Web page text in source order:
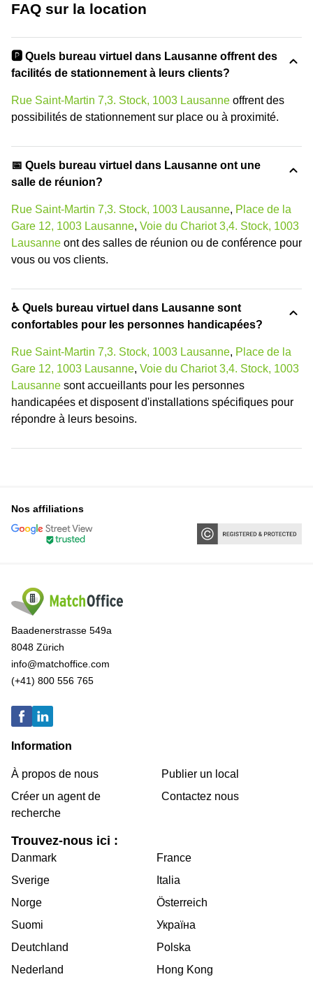
FAQ sur la location
🅿️ Quels bureau virtuel dans Lausanne offrent des
facilités de stationnement à leurs clients?
Rue Saint-Martin 7,3. Stock, 1003 Lausanne offrent des
possibilités de stationnement sur place ou à proximité.
📅 Quels bureau virtuel dans Lausanne ont une
salle de réunion?
Rue Saint-Martin 7,3. Stock, 1003 Lausanne, Place de la
Gare 12, 1003 Lausanne, Voie du Chariot 3,4. Stock, 1003
Lausanne ont des salles de réunion ou de conférence pour
vous ou vos clients.
♿ Quels bureau virtuel dans Lausanne sont
confortables pour les personnes handicapées?
Rue Saint-Martin 7,3. Stock, 1003 Lausanne, Place de la
Gare 12, 1003 Lausanne, Voie du Chariot 3,4. Stock, 1003
Lausanne sont accueillants pour les personnes
handicapées et disposent d'installations spécifiques pour
répondre à leurs besoins.
Nos affiliations
Baadenerstrasse 549a
8048 Zürich
info@matchoffice.com
(+41) 800 556 765
Information
À propos de nous
Créer un agent de
recherche
Publier un local
Contactez nous
Trouvez-nous ici :
Danmark
Sverige
Norge
Suomi
Deutchland
Nederland
France
Italia
Österreich
Україна
Polska
Hong Kong